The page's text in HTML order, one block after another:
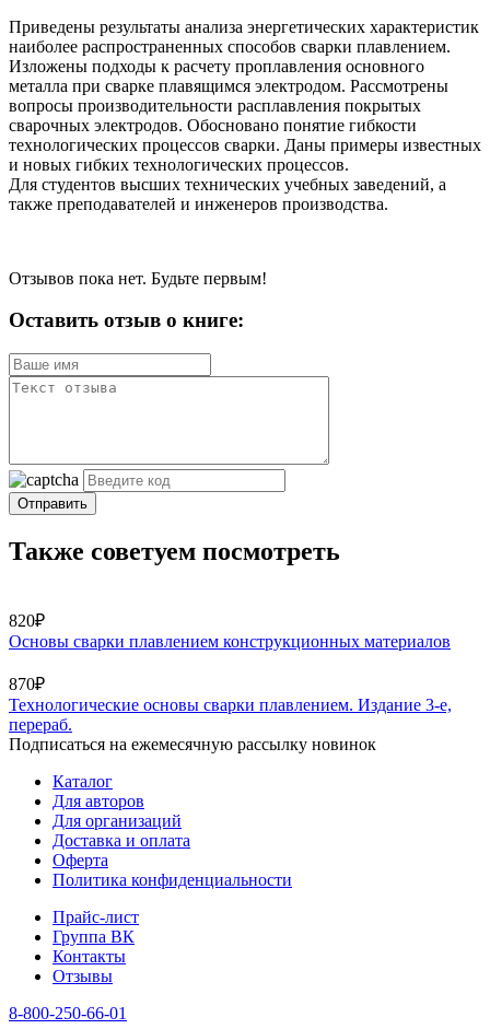
Приведены результаты анализа энергетических характеристик
наиболее распространенных способов сварки плавлением.
Изложены подходы к расчету проплавления основного
металла при сварке плавящимся электродом. Рассмотрены
вопросы производительности расплавления покрытых
сварочных электродов. Обосновано понятие гибкости
технологических процессов сварки. Даны примеры известных
и новых гибких технологических процессов.
Для студентов высших технических учебных заведений, а
также преподавателей и инженеров производства.
Отзывов пока нет. Будьте первым!
Оставить отзыв о книге:
Отправить
Также советуем посмотреть
820₽
Основы сварки плавлением конструкционных материалов
870₽
Технологические основы сварки плавлением. Издание 3-е,
перераб.
Подписаться на ежемесячную рассылку новинок
Каталог
Для авторов
Для организаций
Доставка и оплата
Оферта
Политика конфиденциальности
Прайс-лист
Группа ВК
Контакты
Отзывы
8-800-250-66-01